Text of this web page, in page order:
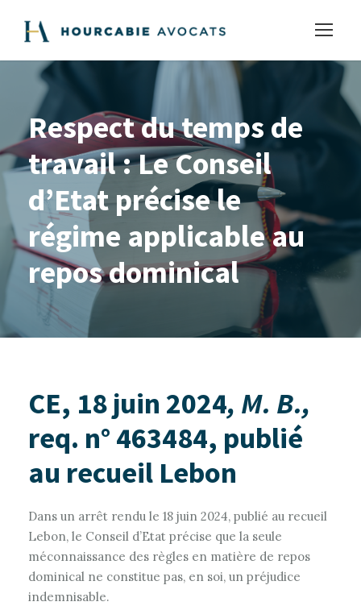
Respect du temps de
travail : Le Conseil
d’Etat précise le
régime applicable au
repos dominical
CE, 18 juin 2024, M. B.,
req. n° 463484, publié
au recueil Lebon
Dans un arrêt rendu le 18 juin 2024, publié au recueil
Lebon, le Conseil d’Etat précise que la seule
méconnaissance des règles en matière de repos
dominical ne constitue pas, en soi, un préjudice
indemnisable.